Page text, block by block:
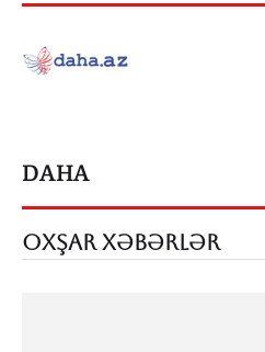
DAHA
OXŞAR XƏBƏRLƏR